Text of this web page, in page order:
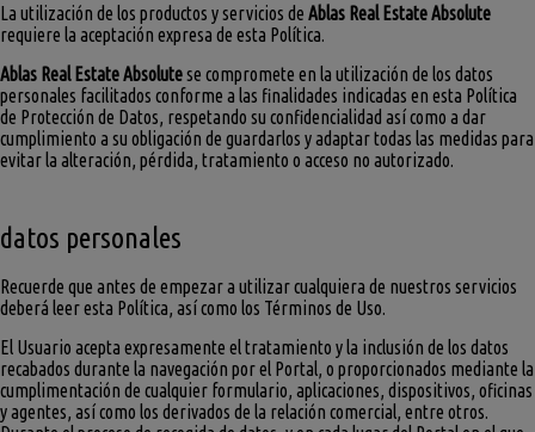
La utilización de los productos y servicios de Ablas Real Estate Absolute
requiere la aceptación expresa de esta Política.
Ablas Real Estate Absolutese compromete en la utilización de los datos
personales facilitados conforme a las finalidades indicadas en esta Política
de Protección de Datos, respetando su confidencialidad así como a dar
cumplimiento a su obligación de guardarlos y adaptar todas las medidas para
evitar la alteración, pérdida, tratamiento o acceso no autorizado.
datos personales
Recuerde que antes de empezar a utilizar cualquiera de nuestros servicios
deberá leer esta Política, así como los Términos de Uso.
El Usuario acepta expresamente el tratamiento y la inclusión de los datos
recabados durante la navegación por el Portal, o proporcionados mediante la
cumplimentación de cualquier formulario, aplicaciones, dispositivos, oficinas
y agentes, así como los derivados de la relación comercial, entre otros.